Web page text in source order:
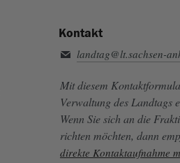
Kontakt
landtag@lt.sachsen-
Mit diesem
Verwaltung des Landtags
Wenn Sie sich an die
richten möchten, dann
direkte Kontaktaufnahme